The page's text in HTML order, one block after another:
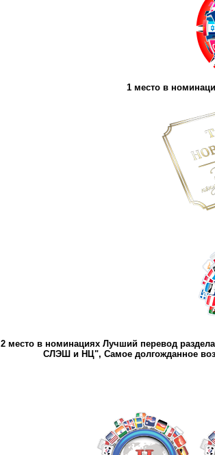
1 место в
2 место в номинациях Лучший перевод
СЛЭШ и НЦ", Самое долгожданное